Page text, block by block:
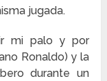
jugada.
mi palo y por
Ronaldo) y la
durante un